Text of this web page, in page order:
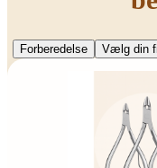
Forberedelse Vælg din